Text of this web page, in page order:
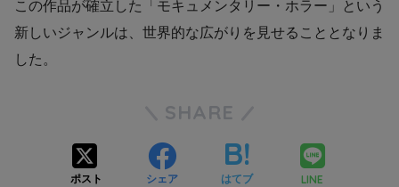
この作品が確立した「モキュメンタリー・ホラー」という
新しいジャンルは、世界的な広がりを見せることとなりま
した。
SHARE
ポスト シェア はてブ LINE